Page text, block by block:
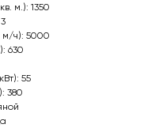
м.): 1350
м/ч): 5000
630
55
380